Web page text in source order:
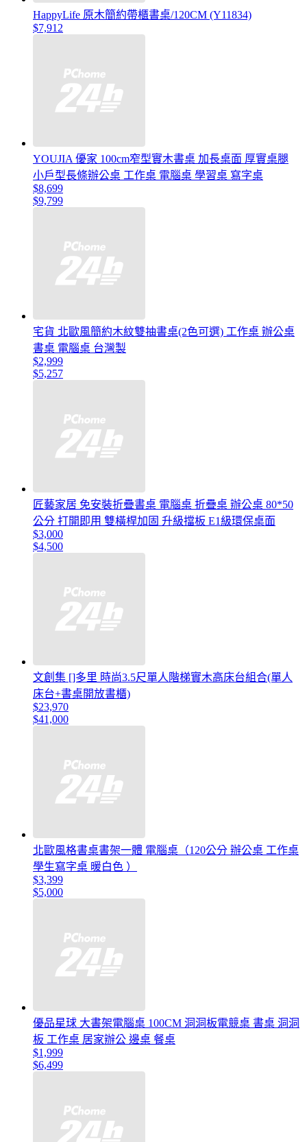
HappyLife 原木簡約帶櫃書桌/120CM (Y11834)
$7,912
YOUJIA 優家 100cm窄型實木書桌 加長桌面 厚實桌腿
小戶型長條辦公桌 工作桌 電腦桌 學習桌 寫字桌
$8,699
$9,799
宅貨 北歐風簡約木紋雙抽書桌(2色可選) 工作桌 辦公桌
書桌 電腦桌 台灣製
$2,999
$5,257
匠藝家居 免安裝折疊書桌 電腦桌 折疊桌 辦公桌 80*50
公分 打開即用 雙橫桿加固 升級擋板 E1級環保桌面
$3,000
$4,500
文創集 []多里 時尚3.5尺單人階梯實木高床台組合(單人
床台+書桌開放書櫃)
$23,970
$41,000
北歐風格書桌書架一體 電腦桌（120公分 辦公桌 工作桌
學生寫字桌 暖白色 ）
$3,399
$5,000
優品星球 大書架電腦桌 100CM 洞洞板電競桌 書桌 洞洞
板 工作桌 居家辦公 邊桌 餐桌
$1,999
$6,499